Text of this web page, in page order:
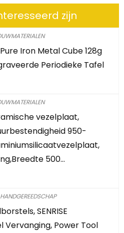
zijn
Iron Metal Cube 128g
Periodieke Tafel
vezelplaat,
950-
500…
SENRISE
Vervanging, Power Tool